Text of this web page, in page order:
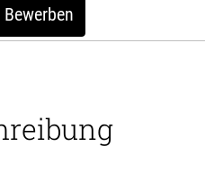
Bewerben